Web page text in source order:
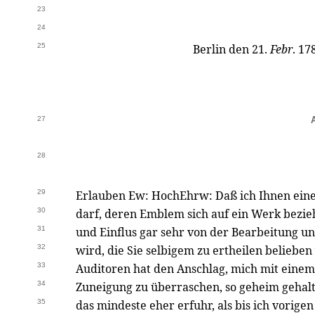
23
24
25 Berlin den 21.Febr.
27
28
29 Erlauben Ew: HochEhrw: Daß ich Ihnen
30 darf, deren Emblem sich auf ein Werk
31 und Einflus gar sehr von der Bearbeitung
32 wird, die Sie selbigem zu ertheilen
33 Auditoren hat den Anschlag, mich mit
34 Zuneigung zu überraschen, so geheim
35 das mindeste eher erfuhr, als bis ich